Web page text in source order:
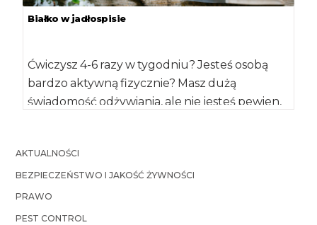
Białko w jadłospisie
Ćwiczysz 4-6 razy w tygodniu? Jesteś osobą
bardzo aktywną fizycznie? Masz dużą
świadomość odżywiania, ale nie jesteś pewien,
AKTUALNOŚCI
BEZPIECZEŃSTWO I JAKOŚĆ ŻYWNOŚCI
PRAWO
PEST CONTROL